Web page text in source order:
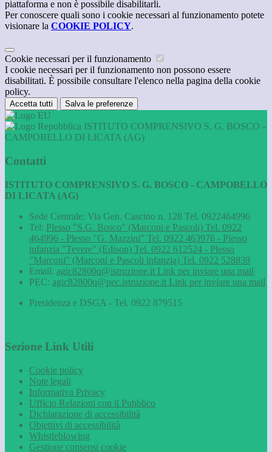
piattaforma e non è possibile disabilitarli.
Per conoscere quali sono i cookie necessari al funzionamento potete
visionare la COOKIE POLICY.
Cookie necessari per il funzionamento
I cookie necessari per il funzionamento non possono essere
disabilitati. È possibile consultare l'elenco nella pagina della cookie
policy.
Accetta tutti Salva le preferenze
ISTITUTO COMPRENSIVO S. G. BOSCO -
CAMPOBELLO DI LICATA (AG)
Contatti
ISTITUTO COMPRENSIVO S. G. BOSCO - CAMPOBELLO
DI LICATA (AG)
Sede Centrale: Via Gen. Cascino n. 128 Tel. 0922464996
Tel: Plesso "S.G. Bosco" (Marconi e Pascoli) Tel. 0922
464996 - Plesso "G. Mazzini" Tel. 0922 463976 - Plesso
infanzia "Tevere" (Edison) Tel. 0922 612524 - Plesso
"Marconi" (Marconi e Pascoli infanzia) Tel. 0922 528839
Email: agic82800q@istruzione.it Link per inviare una mail
PEC: agic82800q@pec.istruzione.it Link per inviare una mail
Presidenza e DSGA - Tel. 0922 879515
Sezione Link Utili
Cookie policy
Note legali
Informativa Privacy
Ufficio Relazioni con il Pubblico
Dichiarazione di accessibilità
Obiettivi di accessibilità
Whistleblowing
Gestione consensi cookie